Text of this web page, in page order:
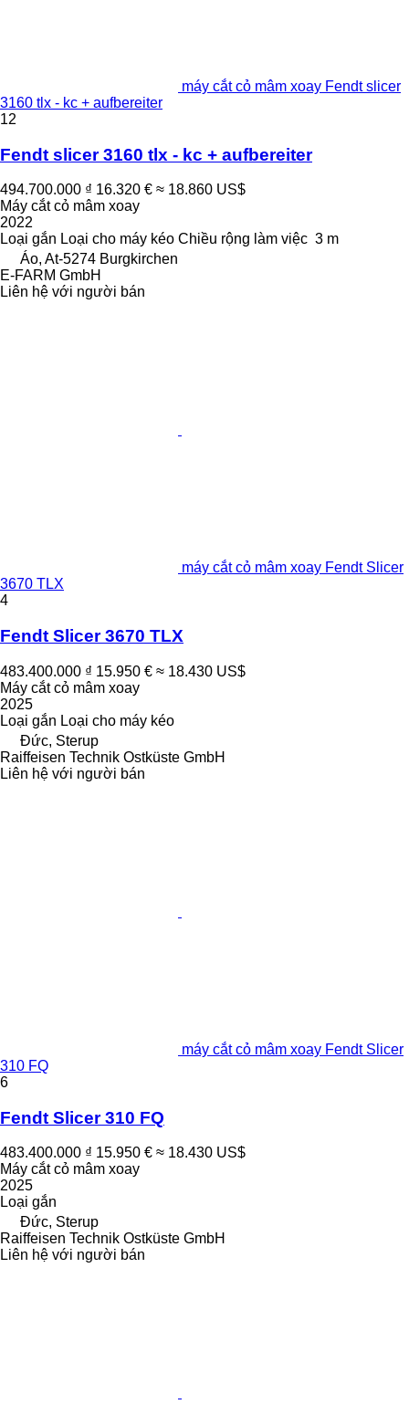
máy cắt cỏ mâm xoay Fendt slicer
3160 tlx - kc + aufbereiter
12
Fendt slicer 3160 tlx - kc + aufbereiter
494.700.000 ₫ 16.320 € ≈ 18.860 US$
Máy cắt cỏ mâm xoay
2022
Loại gắn Loại cho máy kéo Chiều rộng làm việc 3 m
Áo, At-5274 Burgkirchen
E-FARM GmbH
Liên hệ với người bán
máy cắt cỏ mâm xoay Fendt Slicer
3670 TLX
4
Fendt Slicer 3670 TLX
483.400.000 ₫ 15.950 € ≈ 18.430 US$
Máy cắt cỏ mâm xoay
2025
Loại gắn Loại cho máy kéo
Đức, Sterup
Raiffeisen Technik Ostküste GmbH
Liên hệ với người bán
máy cắt cỏ mâm xoay Fendt Slicer
310 FQ
6
Fendt Slicer 310 FQ
483.400.000 ₫ 15.950 € ≈ 18.430 US$
Máy cắt cỏ mâm xoay
2025
Loại gắn
Đức, Sterup
Raiffeisen Technik Ostküste GmbH
Liên hệ với người bán